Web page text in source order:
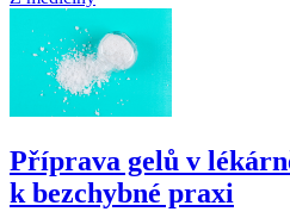
Příprava gelů v
k bezchybné praxi